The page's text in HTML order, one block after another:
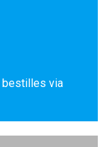
bestilles via